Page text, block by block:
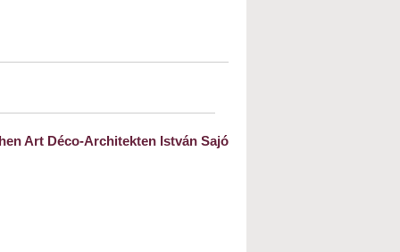
Art Déco-Architekten István Sajó